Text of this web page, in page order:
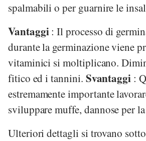
spalmabili o per guarnire le
Vantaggi: Il processo di
durante la germinazione viene
vitaminici si moltiplicano.
fitico ed i tannini. Svantaggi :
estremamente importante
sviluppare muffe, dannose per
Ulteriori dettagli si trovano